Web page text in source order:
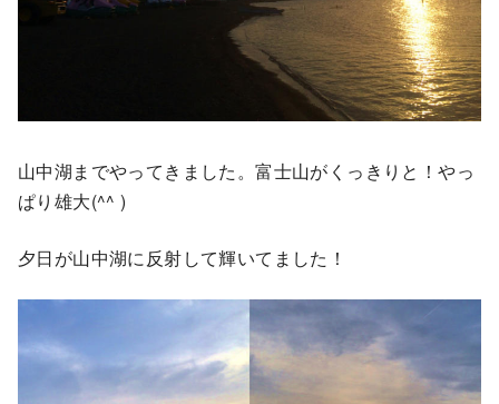
山中湖までやってきました。富士山がくっきりと！やっ
ぱり雄大(^^ )
夕日が山中湖に反射して輝いてました！